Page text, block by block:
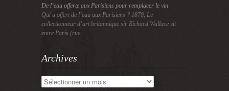
De l’eau offerte aux Parisiens pour remplacer le vin
Qui a offert de l’eau aux Parisiens ? 1870, Le
collectionneur d’art britannique sir Richard Wallace vit
entre Paris (rue
Archives
Archives